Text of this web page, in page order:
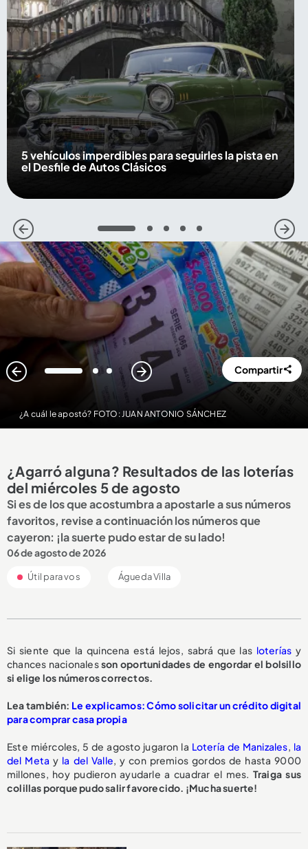
5 vehículos imperdibles para seguirles la pista en
el Desfile de Autos Clásicos
1 2 3 4 5
¿A cuál le apostó? FOTO: JUAN ANTONIO SÁNCHEZ
1 2 3 Compartir
¿Agarró alguna? Resultados de las loterías
del miércoles 5 de agosto
Si es de los que acostumbra a apostarle a sus números
favoritos, revise a continuación los números que
cayeron: ¡la suerte pudo estar de su lado!
06 de agosto de 2026
Útil para vos Águeda Villa
Si siente que la quincena está lejos, sabrá que las loterías y
chances nacionalesson oportunidades de engordar el bolsillo
si elige los números correctos.
Lea también: Le explicamos: Cómo solicitar un crédito digital
para comprar casa propia
Este miércoles, 5 de agosto jugaron la Lotería de Manizales, la
del Meta y la del Valle, y con premios gordos de hasta 9000
millones, hoy pudieron ayudarle a cuadrar el mes. Traiga sus
colillas porque pudo salir favorecido. ¡Mucha suerte!